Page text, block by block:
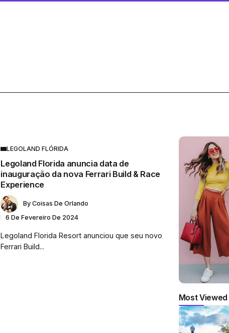
LEGOLAND FLÓRIDA
Legoland Florida anuncia data de
inauguração da nova Ferrari Build & Race
Experience
By Coisas De Orlando
6 De Fevereiro De 2024
Legoland Florida Resort anunciou que seu novo
Ferrari Build...
Most Viewed